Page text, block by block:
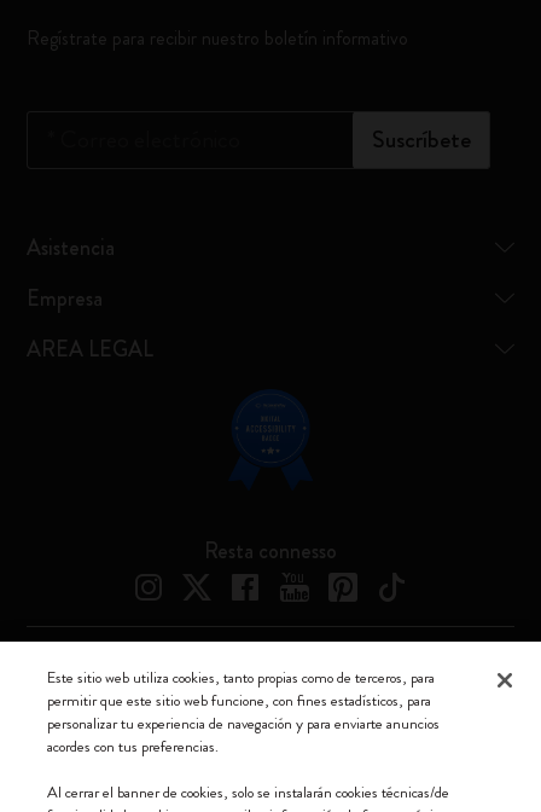
Regístrate para recibir nuestro boletín informativo
Suscríbete
Asistencia
Empresa
AREA LEGAL
Resta connesso
Moleskine ® es una marca registrada de Moleskine Srl a socio unico
Moleskine srl a socio unico - Via Bergognone, 34 – 20144 Milano -
Italia - P. IVA / CCIAA n. 07234480965 - REA MI 1945400 - Cap.
Este sitio web utiliza cookies, tanto propias como de terceros, para
permitir que este sitio web funcione, con fines estadísticos, para
personalizar tu experiencia de navegación y para enviarte anuncios
acordes con tus preferencias.
Al cerrar el banner de cookies, solo se instalarán cookies técnicas/de